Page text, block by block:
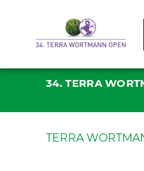
34. TERRA
TERRA